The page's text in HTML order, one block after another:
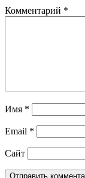
Комментарий *
Имя *
Email *
Сайт